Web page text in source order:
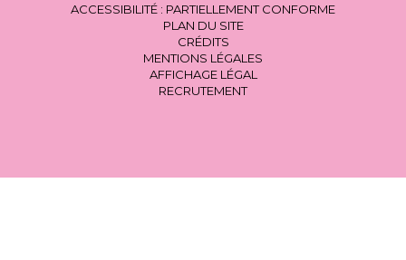
ACCESSIBILITÉ : PARTIELLEMENT CONFORME
PLAN DU SITE
CRÉDITS
MENTIONS LÉGALES
AFFICHAGE LÉGAL
RECRUTEMENT